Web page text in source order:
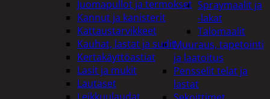
Spraymaalit ja
-lakat
Talomaalit
Muuraus, tapetointi
ja laatoitus
Pensselit telat ja
lastat
Juomapullot ja termokset
Kannut ja kanisterit
Kattaustarvikkeet
Kauhat, lastat ja sudit
Kertakäyttöastiat
Lasit ja mukit
Lautaset